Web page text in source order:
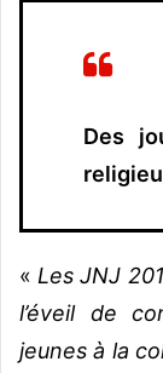
Des
« Les JNJ
l’éveil de
jeunes à la